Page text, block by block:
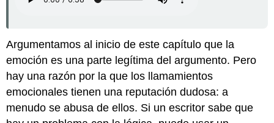
Argumentamos al inicio de este capítulo que la
emoción es una parte legítima del argumento. Pero
hay una razón por la que los llamamientos
emocionales tienen una reputación dudosa: a
menudo se abusa de ellos. Si un escritor sabe que